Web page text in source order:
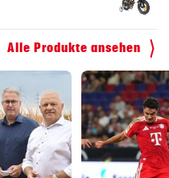
Alle Produkte ansehen